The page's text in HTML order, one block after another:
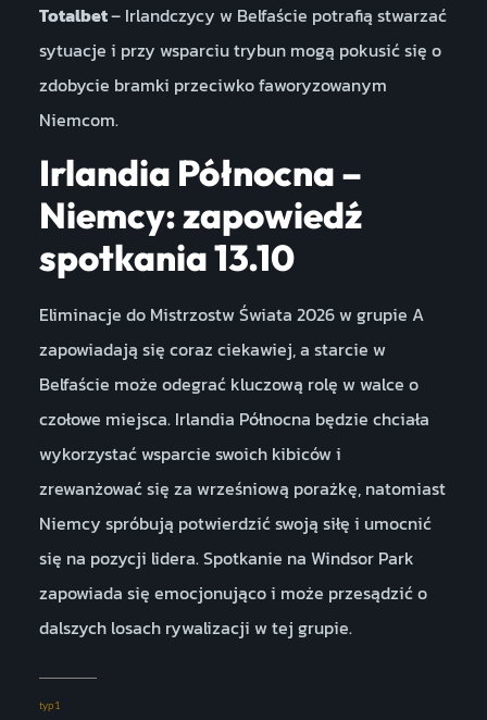
Totalbet– Irlandczycy w Belfaście potrafią stwarzać
sytuacje i przy wsparciu trybun mogą pokusić się o
zdobycie bramki przeciwko faworyzowanym
Niemcom.
Irlandia Północna –
Niemcy: zapowiedź
spotkania 13.10
Eliminacje do Mistrzostw Świata 2026 w grupie A
zapowiadają się coraz ciekawiej, a starcie w
Belfaście może odegrać kluczową rolę w walce o
czołowe miejsca. Irlandia Północna będzie chciała
wykorzystać wsparcie swoich kibiców i
zrewanżować się za wrześniową porażkę, natomiast
Niemcy spróbują potwierdzić swoją siłę i umocnić
się na pozycji lidera. Spotkanie na Windsor Park
zapowiada się emocjonująco i może przesądzić o
dalszych losach rywalizacji w tej grupie.
typ1